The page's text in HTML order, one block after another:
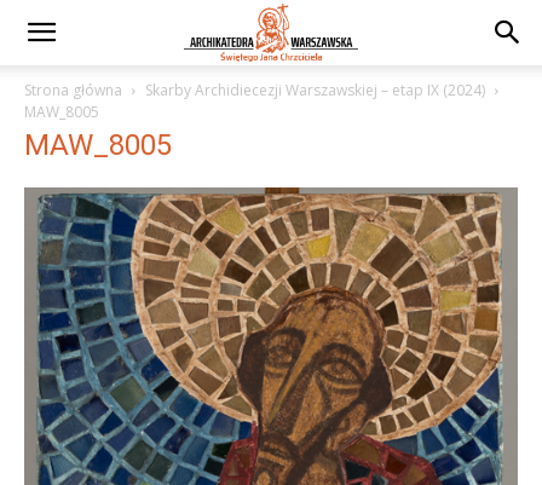
Strona główna
Skarby Archidiecezji Warszawskiej – etap IX (2024)
MAW_8005
MAW_8005